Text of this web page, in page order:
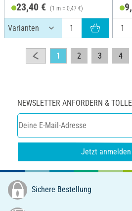
23,40 € (1 m = 0,47 €)
1 2 3 4
NEWSLETTER ANFORDERN &
Jetzt anmelden
Sichere Bestellung